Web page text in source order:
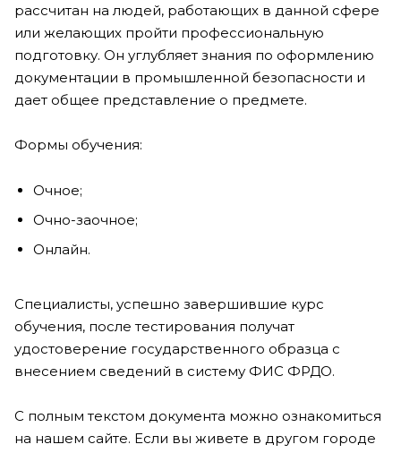
рассчитан на людей, работающих в данной сфере
или желающих пройти профессиональную
подготовку. Он углубляет знания по оформлению
документации в промышленной безопасности и
дает общее представление о предмете.
Формы обучения:
Очное;
Очно-заочное;
Онлайн.
Специалисты, успешно завершившие курс
обучения, после тестирования получат
удостоверение государственного образца с
внесением сведений в систему ФИС ФРДО.
С полным текстом документа можно ознакомиться
на нашем сайте. Если вы живете в другом городе